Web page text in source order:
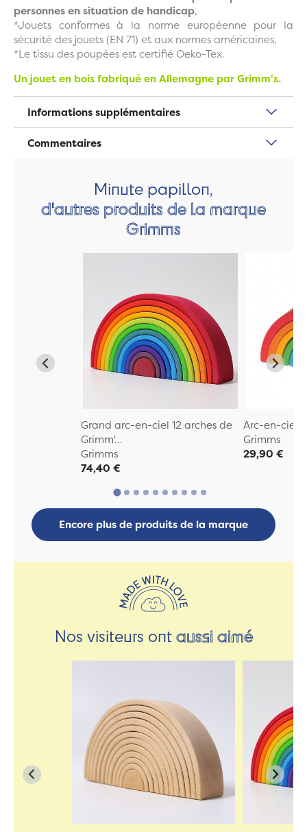
personnes en situation de handicap,
*Jouets conformes à la norme européenne pour la
sécurité des jouets (EN 71) et aux normes américaines,
*Le tissu des poupées est certifié Oeko-Tex.
Un jouet en bois fabriqué en Allemagne par Grimm's.
Informations supplémentaires
Commentaires
Minute papillon,
d'autres produits de la marque
Grimms
Grand arc-en-ciel 12 arches de
Grimm'...
Grimms
74,40 €
Arc-en-ciel
Grimms
29,90 €
Encore plus de produits de la marque
Nos visiteurs ontaussi aimé